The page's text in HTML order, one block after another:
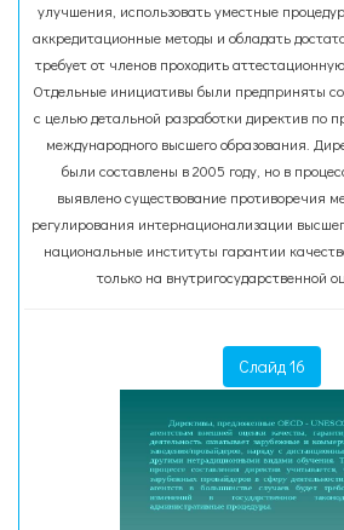
улучшения, использовать уместные
аккредитационные методы и обладать
требует от членов проходить
Отдельные инициативы были предприняты
с целью детальной разработки директив по
международного высшего образования.
были составлены в 2005 году, но в
выявлено существование противоречия
регулирования интернационализации
национальные институты гарантии
только на внутригосударственной
Слайд 16